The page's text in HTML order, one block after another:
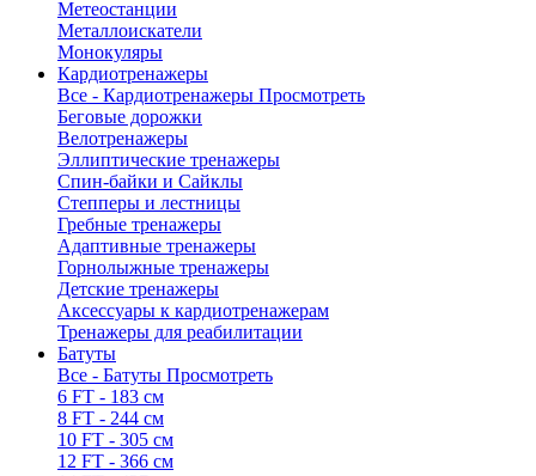
Метеостанции
Металлоискатели
Монокуляры
Кардиотренажеры
Все - Кардиотренажеры Просмотреть
Беговые дорожки
Велотренажеры
Эллиптические тренажеры
Спин-байки и Сайклы
Степперы и лестницы
Гребные тренажеры
Адаптивные тренажеры
Горнолыжные тренажеры
Детские тренажеры
Аксессуары к кардиотренажерам
Тренажеры для реабилитации
Батуты
Все - Батуты Просмотреть
6 FT - 183 см
8 FT - 244 см
10 FT - 305 см
12 FT - 366 см